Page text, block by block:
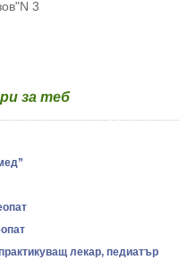
3
за теб
лекар, педиатър